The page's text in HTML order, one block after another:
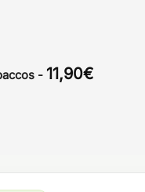
- 11,90€